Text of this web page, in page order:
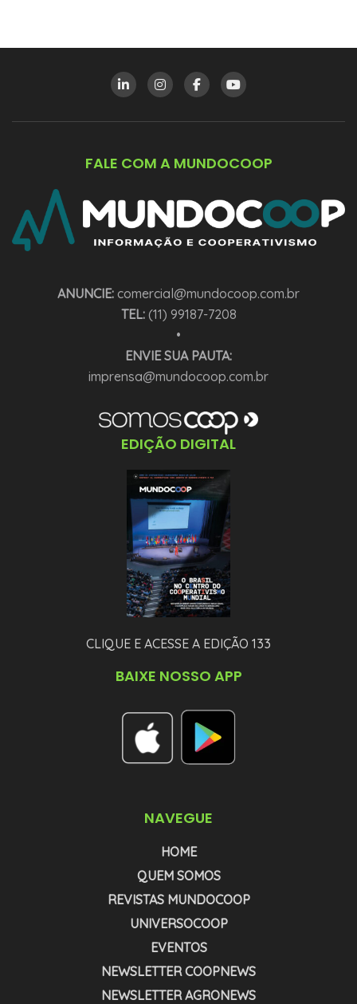
FALE COM A MUNDOCOOP
ANUNCIE: comercial@mundocoop.com.br
TEL:(11) 99187-7208
•
ENVIE SUA PAUTA:
imprensa@mundocoop.com.br
EDIÇÃO DIGITAL
CLIQUE E ACESSE A EDIÇÃO 133
BAIXE NOSSO APP
NAVEGUE
HOME
QUEM SOMOS
REVISTAS MUNDOCOOP
UNIVERSOCOOP
EVENTOS
NEWSLETTER COOPNEWS
NEWSLETTER AGRONEWS